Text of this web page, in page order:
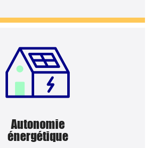
Autonomie
énergétique